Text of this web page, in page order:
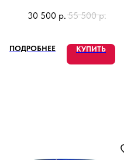
30 500 р.55 500 р.
ПОДРОБНЕЕ КУПИТЬ